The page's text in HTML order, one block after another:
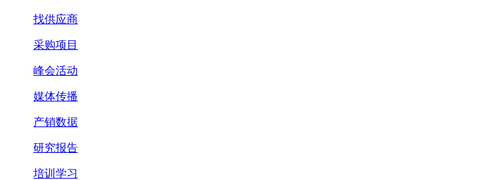
找供应商
采购项目
峰会活动
媒体传播
产销数据
研究报告
培训学习